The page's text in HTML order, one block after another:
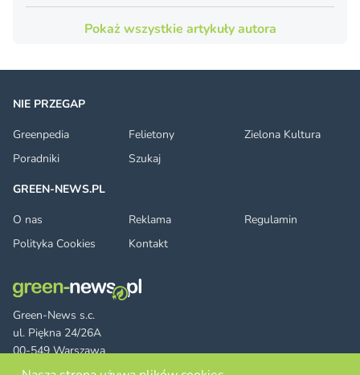
Pokaż wszystkie artykuły autora
Green-News s.c.
ul. Piękna 24/26A
00-549 Warszawa
NIE PRZEGAP
Greenpedia
Felietony
Zielona Kultura
Poradniki
Szukaj
GREEN-NEWS.PL
O nas
Reklama
Regulamin
Polityka Cookies
Kontakt